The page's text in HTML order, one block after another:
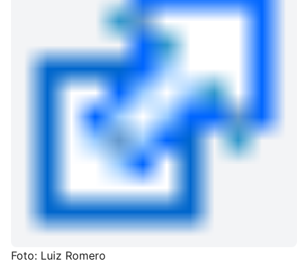
Foto: Luiz Romero